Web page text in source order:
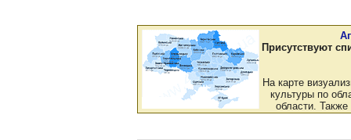
Присутствуют
На карте
культуры по
области. Также